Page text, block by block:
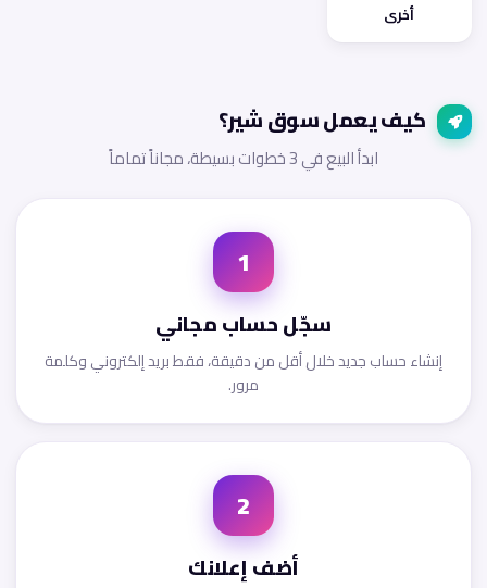
أخرى
كيف يعمل سوق شير؟
ابدأ البيع في 3 خطوات بسيطة، مجاناً تماماً
1
سجّل حساب مجاني
إنشاء حساب جديد خلال أقل من دقيقة، فقط بريد إلكتروني وكلمة
مرور.
2
أضف إعلانك